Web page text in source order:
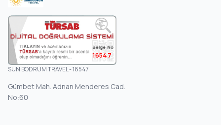
16547
SUN BODRUM TRAVEL - 16547
Gümbet Mah. Adnan Menderes Cad.
No:60